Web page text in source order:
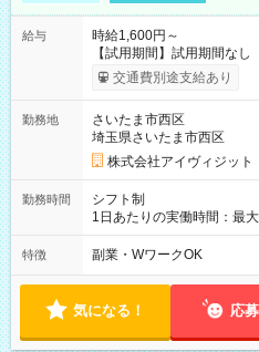
給与
時給1,600円～
【試用期間】試用期間なし
交通費別途支給あり
勤務地
さいたま市西区
埼玉県さいたま市西区
株式会社アイヴィジット
勤務時間
シフト制
1日あたりの実働時間：最
00(実働8h、休憩1h) 土日
ん週5日勤務もOK♪ 勤務期間：2026年8月12日～9月9日※リスト
特徴 副業・WワークOK
気になる！ 応